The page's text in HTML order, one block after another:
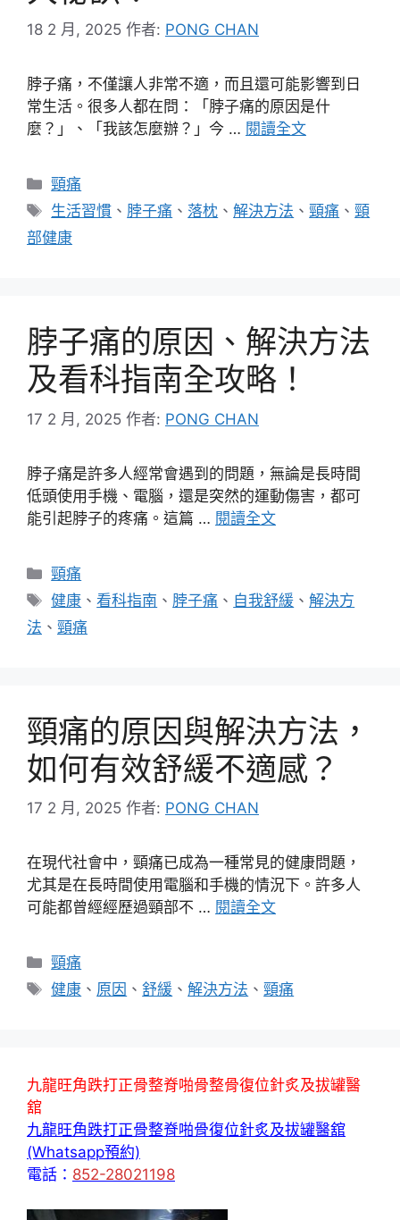
18 2 月, 2025 作者: PONG CHAN
脖子痛，不僅讓人非常不適，而且還可能影響到日
常生活。很多人都在問：「脖子痛的原因是什
麼？」、「我該怎麼辦？」今 … 閱讀全文
分
類
頸痛
標
籤
生活習慣 、 脖子痛 、 落枕 、解決方法 、頸痛 、頸
部健康
脖子痛的原因、解決方法
及看科指南全攻略！
17 2 月, 2025 作者: PONG CHAN
脖子痛是許多人經常會遇到的問題，無論是長時間
低頭使用手機、電腦，還是突然的運動傷害，都可
能引起脖子的疼痛。這篇 … 閱讀全文
分
類
頸痛
標
籤
健康 、看科指南 、 脖子痛 、 自我舒緩 、解決方
法 、 頸痛
頸痛的原因與解決方法，
如何有效舒緩不適感？
17 2 月, 2025 作者: PONG CHAN
在現代社會中，頸痛已成為一種常見的健康問題，
尤其是在長時間使用電腦和手機的情況下。許多人
可能都曾經經歷過頸部不 … 閱讀全文
分
類
頸痛
標
健康 、 原因 、舒緩 、解決方法 、頸痛
九龍旺角跌打正骨整脊啪骨整骨復位針炙及拔罐醫
舘
九龍旺角跌打正骨整脊啪骨復位針炙及拔罐醫舘
(Whatsapp預約)
電話： 852-28021198